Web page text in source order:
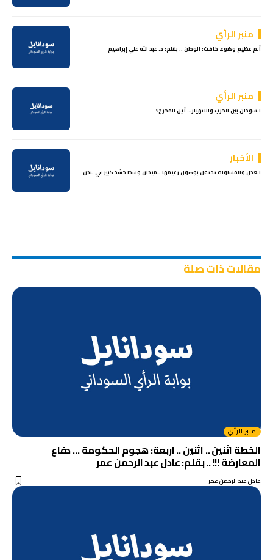
منبر الرأي
ألم عظيم وضوء خافت: الوطن .. بقلم: د. عبد الله علي إبراهيم
منبر الرأي
السودان بين الحرب والانهيار… أين المخرج؟
الأخبار
العدل والمساواة تحتفل بوصول زعيمها للميدان وسط حشد كبير في لندن
مقالات ذات صلة
منبر الرأي
الخطة اثنين .. اثنين .. اربعة: هجوم الحكومة … دفاع
المعارضة !!! .. بقلم: عادل عبد الرحمن عمر
عادل عبد الرحمن عمر